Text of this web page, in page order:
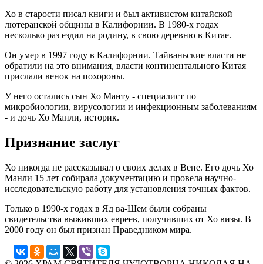
Хо в старости писал книги и был активистом китайской
лютеранской общины в Калифорнии. В 1980-х годах
несколько раз ездил на родину, в свою деревню в Китае.
Он умер в 1997 году в Калифорнии. Тайваньские власти не
обратили на это внимания, власти континентального Китая
прислали венок на похороны.
У него остались сын Хо Манту - специалист по
микробиологии, вирусологии и инфекционным заболеваниям
- и дочь Хо Манли, историк.
Признание заслуг
Хо никогда не рассказывал о своих делах в Вене. Его дочь Хо
Манли 15 лет собирала документацию и провела научно-
исследовательскую работу для установления точных фактов.
Только в 1990-х годах в Яд ва-Шем были собраны
свидетельства выживших евреев, получивших от Хо визы. В
2000 году он был признан Праведником мира.